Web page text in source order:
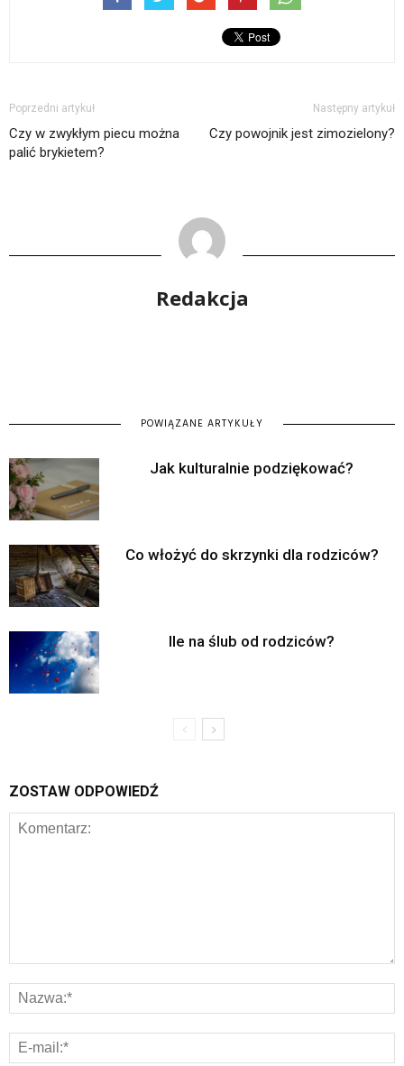
Poprzedni artykuł
Czy w zwykłym piecu można
palić brykietem?
Następny artykuł
Czy powojnik jest zimozielony?
Redakcja
POWIĄZANE ARTYKUŁY
Jak kulturalnie podziękować?
Co włożyć do skrzynki dla rodziców?
Ile na ślub od rodziców?
ZOSTAW ODPOWIEDŹ